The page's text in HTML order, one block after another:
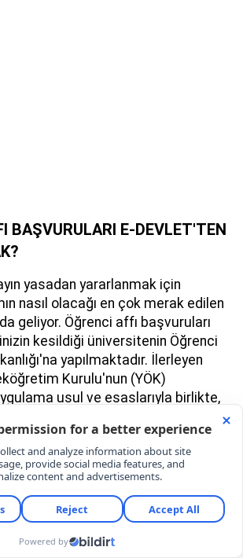
BAŞVURULARI E-DEVLET'TEN
yasadan yararlanmak için
nasıl olacağı en çok merak edilen
geliyor. Öğrenci affı başvuruları
kesildiği üniversitenin Öğrenci
yapılmaktadır. İlerleyen
Kurulu'nun (YÖK)
usul ve esaslarıyla birlikte,
otomasyonu) üzerinden
için ise şahsen evrak teslimi
Adayların eski
resmi web sitelerini yakından takip
taşıyor.